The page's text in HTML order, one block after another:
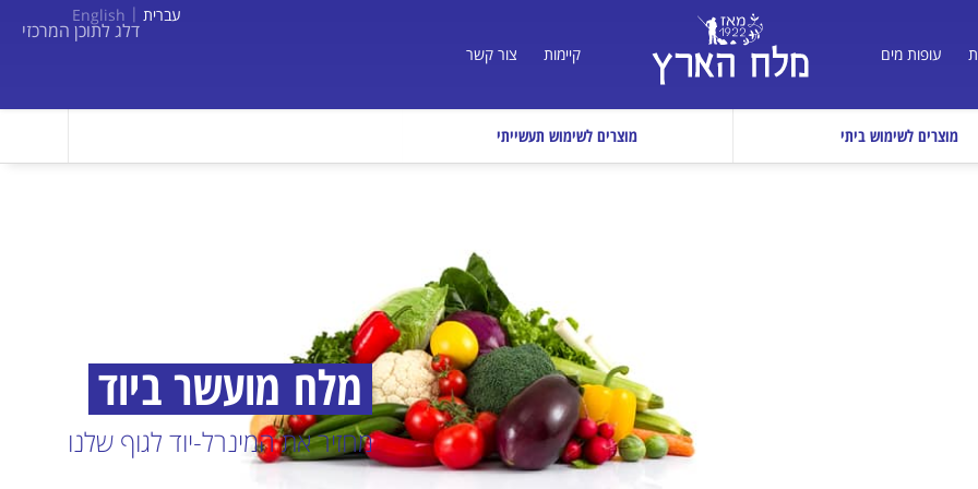
דלג לתוכן המרכזי
עברית
English
עופות מים קיימות צור קשר
מוצרים לשימוש ביתי מוצרים לשימוש תעשייתי
מלח מועשר ביוד
מחזיר את המינרל-יוד לגוף שלנו